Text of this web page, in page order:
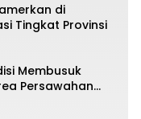
di
Tingkat Provinsi
Membusuk
Persawahan